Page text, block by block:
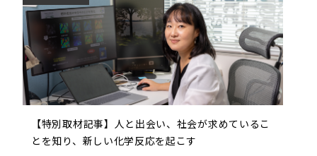
【特別取材記事】人と出会い、社会が求めているこ
とを知り、新しい化学反応を起こす